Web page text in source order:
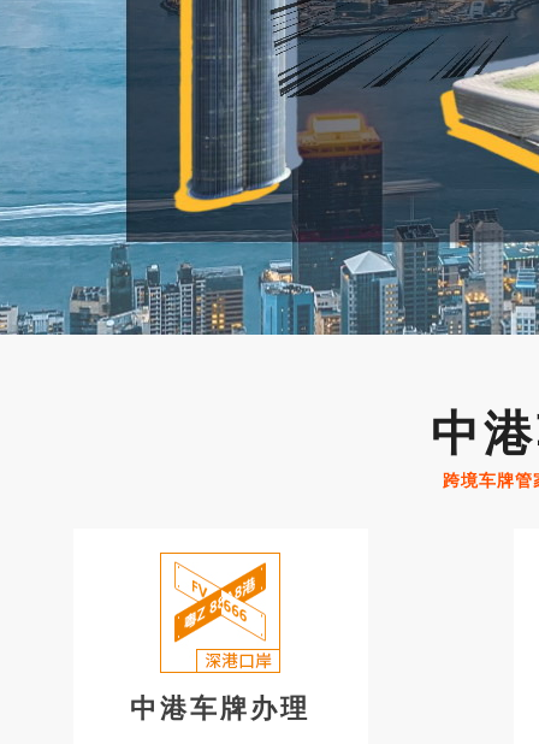
中
跨境车牌管
中港车牌办理